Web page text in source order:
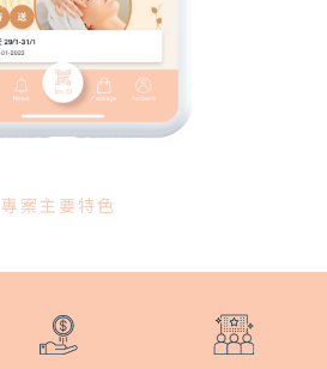
專案主要特色